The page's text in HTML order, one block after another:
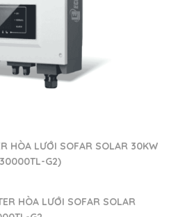
HÒA LƯỚI SOFAR SOLAR 30KW
G2)
HÒA LƯỚI SOFAR SOLAR